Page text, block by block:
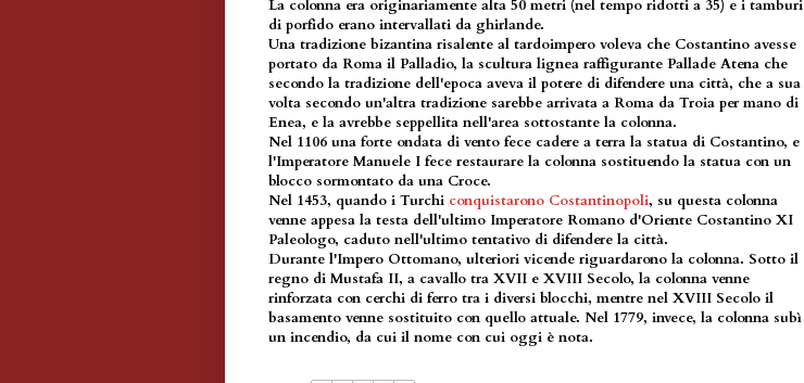
La colonna era originariamente alta 50 metri (nel tempo ridotti a 35) e i tamburi
di porfido erano intervallati da ghirlande.
Una tradizione bizantina risalente al tardoimpero voleva che Costantino avesse
portato da Roma il Palladio, la scultura lignea raffigurante Pallade Atena che
secondo la tradizione dell'epoca aveva il potere di difendere una città, che a sua
volta secondo un'altra tradizione sarebbe arrivata a Roma da Troia per mano di
Enea, e la avrebbe seppellita nell'area sottostante la colonna.
Nel 1106 una forte ondata di vento fece cadere a terra la statua di Costantino, e
l'Imperatore Manuele I fece restaurare la colonna sostituendo la statua con un
blocco sormontato da una Croce.
Nel 1453, quando i Turchi conquistarono Costantinopoli, su questa colonna
venne appesa la testa dell'ultimo Imperatore Romano d'Oriente Costantino XI
Paleologo, caduto nell'ultimo tentativo di difendere la città.
Durante l'Impero Ottomano, ulteriori vicende riguardarono la colonna. Sotto il
regno di Mustafa II, a cavallo tra XVII e XVIII Secolo, la colonna venne
rinforzata con cerchi di ferro tra i diversi blocchi, mentre nel XVIII Secolo il
basamento venne sostituito con quello attuale. Nel 1779, invece, la colonna subì
un incendio, da cui il nome con cui oggi è nota.